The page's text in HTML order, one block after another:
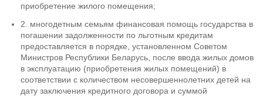
приобретение жилого помещения;
2. многодетным семьям финансовая помощь государства в
погашении задолженности по льготным кредитам
предоставляется в порядке, установленном Советом
Министров Республики Беларусь, после ввода жилых домов
в эксплуатацию (приобретения жилых помещений) в
соответствии с количеством несовершеннолетних детей на
дату заключения кредитного договора и суммой